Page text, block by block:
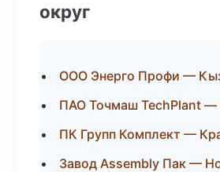
округ
ООО Энерго Профи —
ПАО Точмаш TechPlant —
ПК Групп Комплект —
Завод Assembly Пак —